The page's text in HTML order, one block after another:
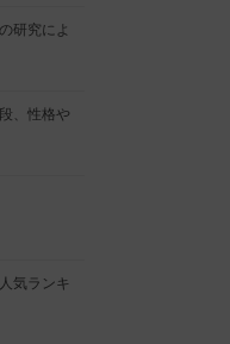
研究によ
、性格や
気ランキ